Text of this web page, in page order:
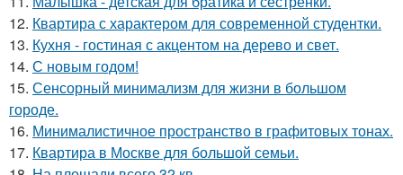
12. Квартира с характером для современной студентки.
13. Кухня - гостиная с акцентом на дерево и свет.
14. С новым годом!
15. Сенсорный минимализм для жизни в большом
городе.
16. Минималистичное пространство в графитовых тонах.
17. Квартира в Москве для большой семьи.